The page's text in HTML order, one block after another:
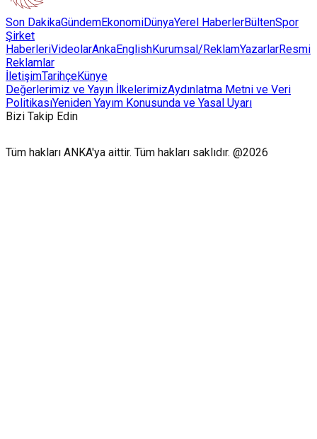
Son DakikaGündemEkonomiDünyaYerel HaberlerBültenSpor
Şirket
HaberleriVideolarAnkaEnglishKurumsal/ReklamYazarlarResmi
Reklamlar
İletişimTarihçeKünye
Değerlerimiz ve Yayın İlkelerimizAydınlatma Metni ve Veri
PolitikasıYeniden Yayım Konusunda ve Yasal Uyarı
Bizi Takip Edin
Tüm hakları ANKA'ya aittir. Tüm hakları saklıdır. @2026